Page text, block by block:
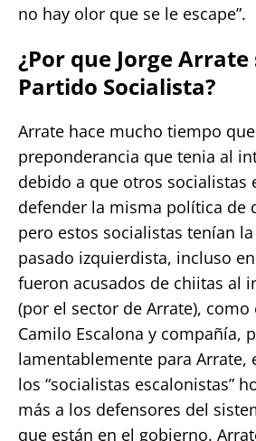
no hay olor que se le escape”.
¿Por que Jorge Arrate
Partido Socialista?
Arrate hace mucho tiempo
preponderancia que tenia al
debido a que otros socialistas
defender la misma política de
pero estos socialistas tenían
pasado izquierdista, incluso
fueron acusados de chiitas al
(por el sector de Arrate), como
Camilo Escalona y compañía,
lamentablemente para Arrate,
los “socialistas escalonistas”
más a los defensores del
que están en el gobierno.